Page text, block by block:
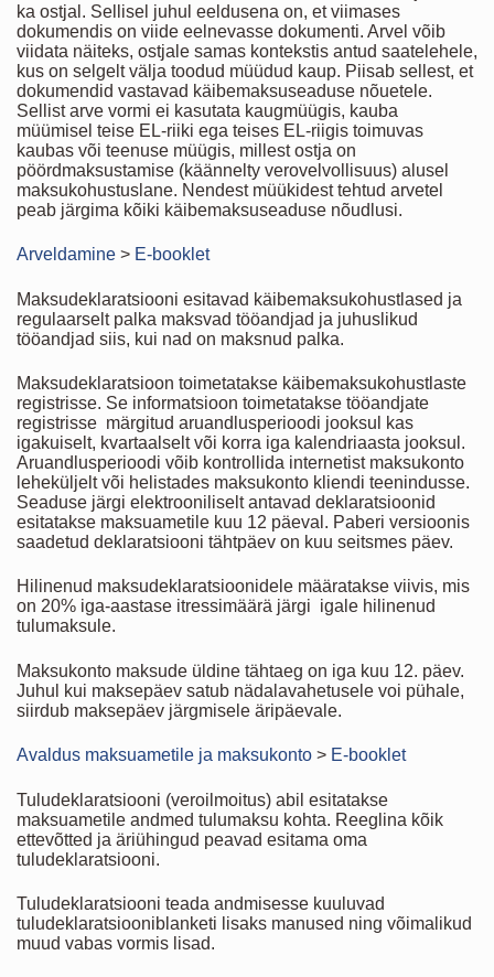
ka ostjal. Sellisel juhul eeldusena on, et viimases
dokumendis on viide eelnevasse dokumenti. Arvel võib
viidata näiteks, ostjale samas kontekstis antud saatelehele,
kus on selgelt välja toodud müüdud kaup. Piisab sellest, et
dokumendid vastavad käibemaksuseaduse nõuetele.
Sellist arve vormi ei kasutata kaugmüügis, kauba
müümisel teise EL-riiki ega teises EL-riigis toimuvas
kaubas või teenuse müügis, millest ostja on
pöördmaksustamise (käännelty verovelvollisuus) alusel
maksukohustuslane. Nendest müükidest tehtud arvetel
peab järgima kõiki käibemaksuseaduse nõudlusi.
Arveldamine > E-booklet
Maksudeklaratsiooni esitavad käibemaksukohustlased ja
regulaarselt palka maksvad tööandjad ja juhuslikud
tööandjad siis, kui nad on maksnud palka.
Maksudeklaratsioon toimetatakse käibemaksukohustlaste
registrisse. Se informatsioon toimetatakse tööandjate
registrisse märgitud aruandlusperioodi jooksul kas
igakuiselt, kvartaalselt või korra iga kalendriaasta jooksul.
Aruandlusperioodi võib kontrollida internetist maksukonto
leheküljelt või helistades maksukonto kliendi teenindusse.
Seaduse järgi elektrooniliselt antavad deklaratsioonid
esitatakse maksuametile kuu 12 päeval. Paberi versioonis
saadetud deklaratsiooni tähtpäev on kuu seitsmes päev.
Hilinenud maksudeklaratsioonidele määratakse viivis, mis
on 20% iga-aastase itressimäärä järgi igale hilinenud
tulumaksule.
Maksukonto maksude üldine tähtaeg on iga kuu 12. päev.
Juhul kui maksepäev satub nädalavahetusele voi pühale,
siirdub maksepäev järgmisele äripäevale.
Avaldus maksuametile ja maksukonto > E-booklet
Tuludeklaratsiooni (veroilmoitus) abil esitatakse
maksuametile andmed tulumaksu kohta. Reeglina kõik
ettevõtted ja äriühingud peavad esitama oma
tuludeklaratsiooni.
Tuludeklaratsiooni teada andmisesse kuuluvad
tuludeklaratsiooniblanketi lisaks manused ning võimalikud
muud vabas vormis lisad.